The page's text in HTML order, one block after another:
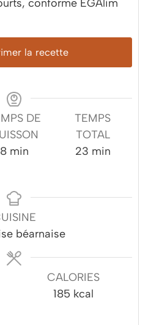
conforme EGAlim
la recette
DE
8minutes
min
TEMPS
TOTAL
23minutes
min
béarnaise
CALORIES
185 kcal